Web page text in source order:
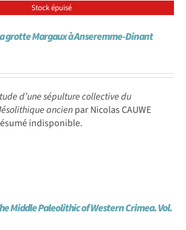
Stock épuisé
grotte Margaux à Anseremme-Dinant
d’une sépulture collective du
ancienpar Nicolas CAUWE
indisponible.
Middle Paleolithic of Western Crimea. Vol.